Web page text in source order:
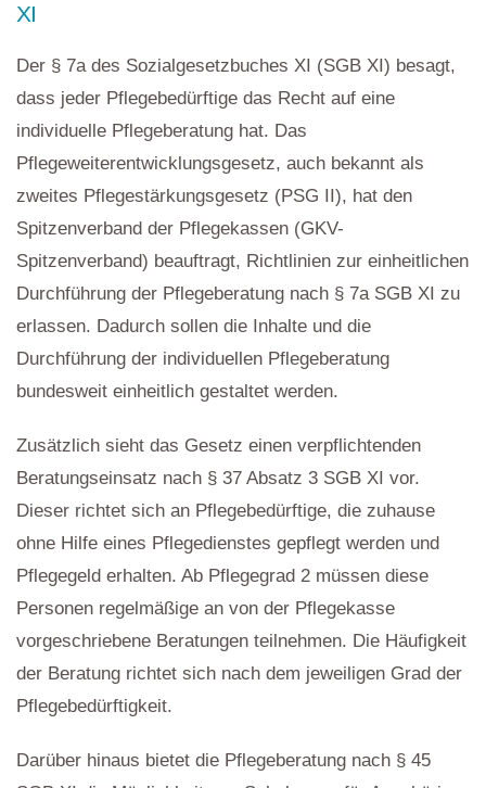
XI
Der § 7a des Sozialgesetzbuches XI (SGB XI) besagt,
dass jeder Pflegebedürftige das Recht auf eine
individuelle Pflegeberatung hat. Das
Pflegeweiterentwicklungsgesetz, auch bekannt als
zweites Pflegestärkungsgesetz (PSG II), hat den
Spitzenverband der Pflegekassen (GKV-
Spitzenverband) beauftragt, Richtlinien zur einheitlichen
Durchführung der Pflegeberatung nach § 7a SGB XI zu
erlassen. Dadurch sollen die Inhalte und die
Durchführung der individuellen Pflegeberatung
bundesweit einheitlich gestaltet werden.
Zusätzlich sieht das Gesetz einen verpflichtenden
Beratungseinsatz nach § 37 Absatz 3 SGB XI vor.
Dieser richtet sich an Pflegebedürftige, die zuhause
ohne Hilfe eines Pflegedienstes gepflegt werden und
Pflegegeld erhalten. Ab Pflegegrad 2 müssen diese
Personen regelmäßige an von der Pflegekasse
vorgeschriebene Beratungen teilnehmen. Die Häufigkeit
der Beratung richtet sich nach dem jeweiligen Grad der
Pflegebedürftigkeit.
Darüber hinaus bietet die Pflegeberatung nach § 45